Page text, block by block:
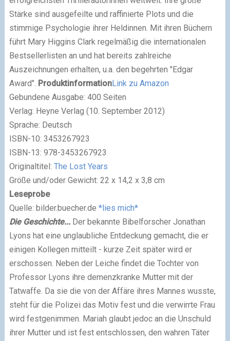
Stärke sind ausgefeilte und raffinierte Plots und die
stimmige Psychologie ihrer Heldinnen. Mit ihren Büchern
führt Mary Higgins Clark regelmäßig die internationalen
Bestsellerlisten an und hat bereits zahlreiche
Auszeichnungen erhalten, u.a. den begehrten "Edgar
Award". ProduktinformationLink zu Amazon
Gebundene Ausgabe: 400 Seiten
Verlag: Heyne Verlag (10. September 2012)
Sprache: Deutsch
ISBN-10: 3453267923
ISBN-13: 978-3453267923
Originaltitel: The Lost Years
Größe und/oder Gewicht: 22 x 14,2 x 3,8 cm
Leseprobe
Quelle: bilder.buecher.de *lies mich*
Die Geschichte... Der bekannte Bibelforscher Jonathan
Lyons hat eine unglaubliche Entdeckung gemacht, die er
einigen Kollegen mitteilt - kurze Zeit später wird er
erschossen. Neben der Leiche findet die Tochter von
Professor Lyons ihre demenzkranke Mutter mit der
Tatwaffe. Da sie die von der Affäre ihres Mannes wusste,
steht für die Polizei das Motiv fest und die verwirrte Frau
wird festgenimmen. Mariah glaubt jedoc an die Unschuld
ihrer Mutter und ist fest entschlossen, den wahren Täter